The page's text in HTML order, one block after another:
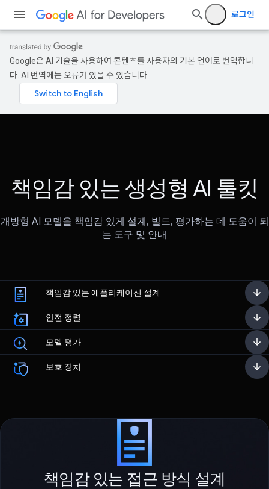
로그인
Google은 AI 기술을 사용하여 콘텐츠를 사용자의 기본 언어로 번역합니
다. AI 번역에는 오류가 있을 수 있습니다.
책임감 있는 생성형 AI 툴킷
개방형 AI 모델을 책임감 있게 설계, 빌드, 평가하는 데 도움이 되
는 도구 및 안내
책임감 있는 애플리케이션 설계
안전 정렬
모델 평가
보호 장치
책임감 있는 접근 방식 설계